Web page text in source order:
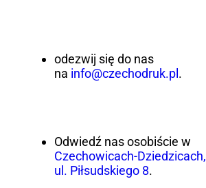
odezwij się do nas
na info@czechodruk.pl .
Odwiedź nas osobiście w
Czechowicach-Dziedzicach,
ul. Piłsudskiego 8.